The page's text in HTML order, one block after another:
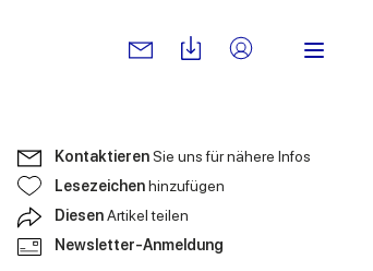
KontaktierenSie uns für nähere Infos
Lesezeichenhinzufügen
DiesenArtikel teilen
Newsletter-Anmeldung